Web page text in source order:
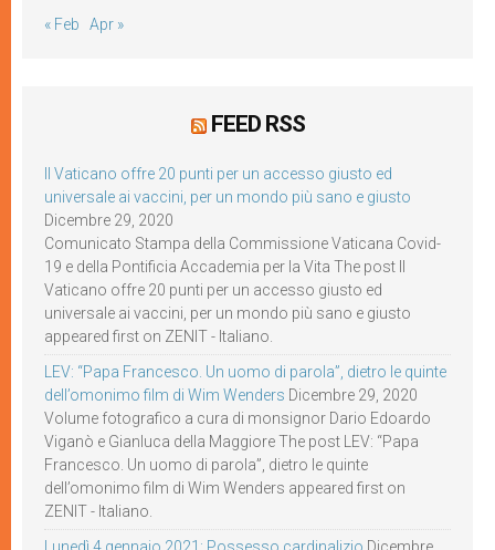
« Feb Apr »
FEED RSS
Il Vaticano offre 20 punti per un accesso giusto ed
universale ai vaccini, per un mondo più sano e giusto
Dicembre 29, 2020
Comunicato Stampa della Commissione Vaticana Covid-
19 e della Pontificia Accademia per la Vita The post Il
Vaticano offre 20 punti per un accesso giusto ed
universale ai vaccini, per un mondo più sano e giusto
appeared first on ZENIT - Italiano.
LEV: “Papa Francesco. Un uomo di parola”, dietro le quinte
dell’omonimo film di Wim Wenders Dicembre 29, 2020
Volume fotografico a cura di monsignor Dario Edoardo
Viganò e Gianluca della Maggiore The post LEV: “Papa
Francesco. Un uomo di parola”, dietro le quinte
dell’omonimo film di Wim Wenders appeared first on
ZENIT - Italiano.